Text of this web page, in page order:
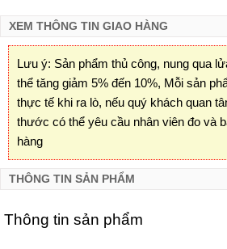
XEM THÔNG TIN GIAO HÀNG
Lưu ý: Sản phẩm thủ công, nung qua
thể tăng giảm 5% đến 10%, Mỗi sản
thực tế khi ra lò, nếu quý khách quan
thước có thể yêu cầu nhân viên đo và
hàng
THÔNG TIN SẢN PHẨM
Thông tin sản phẩm